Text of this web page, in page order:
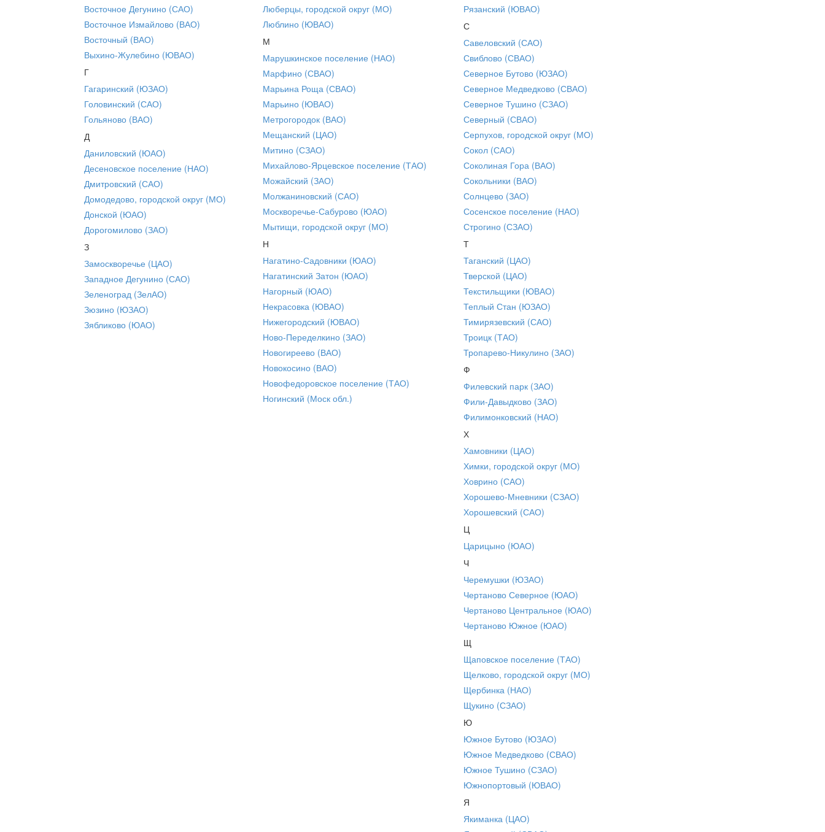
Восточное Дегунино (САО)
Восточное Измайлово (ВАО)
Восточный (ВАО)
Выхино-Жулебино (ЮВАО)
Г
Гагаринский (ЮЗАО)
Головинский (САО)
Гольяново (ВАО)
Д
Даниловский (ЮАО)
Десеновское поселение (НАО)
Дмитровский (САО)
Домодедово, городской округ (МО)
Донской (ЮАО)
Дорогомилово (ЗАО)
З
Замоскворечье (ЦАО)
Западное Дегунино (САО)
Зеленоград (ЗелАО)
Зюзино (ЮЗАО)
Зябликово (ЮАО)
Люберцы, городской округ (МО)
Люблино (ЮВАО)
М
Марушкинское поселение (НАО)
Марфино (СВАО)
Марьина Роща (СВАО)
Марьино (ЮВАО)
Метрогородок (ВАО)
Мещанский (ЦАО)
Митино (СЗАО)
Михайлово-Ярцевское поселение (ТАО)
Можайский (ЗАО)
Молжаниновский (САО)
Москворечье-Сабурово (ЮАО)
Мытищи, городской округ (МО)
Н
Нагатино-Садовники (ЮАО)
Нагатинский Затон (ЮАО)
Нагорный (ЮАО)
Некрасовка (ЮВАО)
Нижегородский (ЮВАО)
Ново-Переделкино (ЗАО)
Новогиреево (ВАО)
Новокосино (ВАО)
Новофедоровское поселение (ТАО)
Ногинский (Моск обл.)
Рязанский (ЮВАО)
С
Савеловский (САО)
Свиблово (СВАО)
Северное Бутово (ЮЗАО)
Северное Медведково (СВАО)
Северное Тушино (СЗАО)
Северный (СВАО)
Серпухов, городской округ (МО)
Сокол (САО)
Соколиная Гора (ВАО)
Сокольники (ВАО)
Солнцево (ЗАО)
Сосенское поселение (НАО)
Строгино (СЗАО)
Т
Таганский (ЦАО)
Тверской (ЦАО)
Текстильщики (ЮВАО)
Теплый Стан (ЮЗАО)
Тимирязевский (САО)
Троицк (ТАО)
Тропарево-Никулино (ЗАО)
Ф
Филевский парк (ЗАО)
Фили-Давыдково (ЗАО)
Филимонковский (НАО)
Х
Хамовники (ЦАО)
Химки, городской округ (МО)
Ховрино (САО)
Хорошево-Мневники (СЗАО)
Хорошевский (САО)
Ц
Царицыно (ЮАО)
Ч
Черемушки (ЮЗАО)
Чертаново Северное (ЮАО)
Чертаново Центральное (ЮАО)
Чертаново Южное (ЮАО)
Щ
Щаповское поселение (ТАО)
Щелково, городской округ (МО)
Щербинка (НАО)
Щукино (СЗАО)
Ю
Южное Бутово (ЮЗАО)
Южное Медведково (СВАО)
Южное Тушино (СЗАО)
Южнопортовый (ЮВАО)
Я
Якиманка (ЦАО)